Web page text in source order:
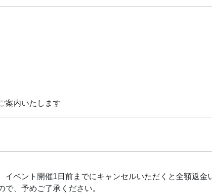
案内いたします
イベント開催1日前までにキャンセルいただくと全額返金
、予めご了承ください。